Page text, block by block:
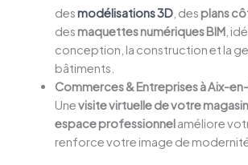
desmodélisations 3D, des plans
des maquettes numériques BIM,
conception, la construction et la
bâtiments.
Commerces & Entreprises à Aix-
Unevisite virtuelle de votre
espace professionnelaméliore
renforce votre image de